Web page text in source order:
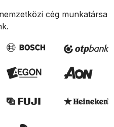
cég munkatársa